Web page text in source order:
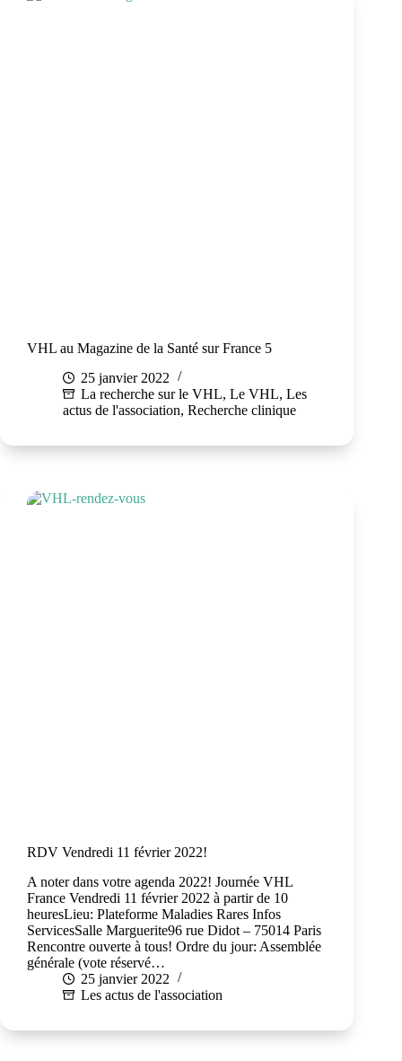
VHL au Magazine de la Santé sur France 5
25 janvier 2022
La recherche sur le VHL, Le VHL, Les
actus de l'association, Recherche clinique
RDV Vendredi 11 février 2022!
A noter dans votre agenda 2022! Journée VHL
France Vendredi 11 février 2022 à partir de 10
heuresLieu: Plateforme Maladies Rares Infos
ServicesSalle Marguerite96 rue Didot – 75014 Paris
Rencontre ouverte à tous! Ordre du jour: Assemblée
générale (vote réservé…
25 janvier 2022
Les actus de l'association